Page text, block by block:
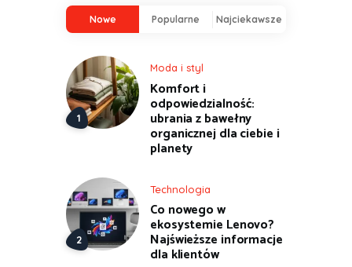
Nowe Popularne Najciekawsze
Moda i styl
Komfort i
odpowiedzialność:
ubrania z bawełny
organicznej dla ciebie i
planety
Technologia
Co nowego w
ekosystemie Lenovo?
Najświeższe informacje
dla klientów